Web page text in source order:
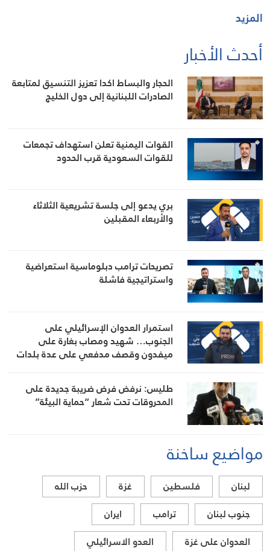
المزيد
أحدث الأخبار
الحجار والبساط اكدا تعزيز التنسيق لمتابعة
الصادرات اللبنانية إلى دول الخليج
القوات اليمنية تعلن استهداف تجمعات
للقوات السعودية قرب الحدود
بري يدعو إلى جلسة تشريعية الثلاثاء
والأربعاء المقبلين
تصريحات ترامب دبلوماسية استعراضية
واستراتيجية فاشلة
استمرار العدوان الإسرائيلي على
الجنوب… شهيد ومصاب بغارة على
ميفدون وقصف مدفعي على عدة بلدات
طليس: نرفض فرض ضريبة جديدة على
المحروقات تحت شعار “حماية البيئة”
مواضيع ساخنة
لبنان فلسطين غزة
حزب الله
جنوب لبنان
ترامب
ايران
العدوان على غزة
العدو الاسرائيلي